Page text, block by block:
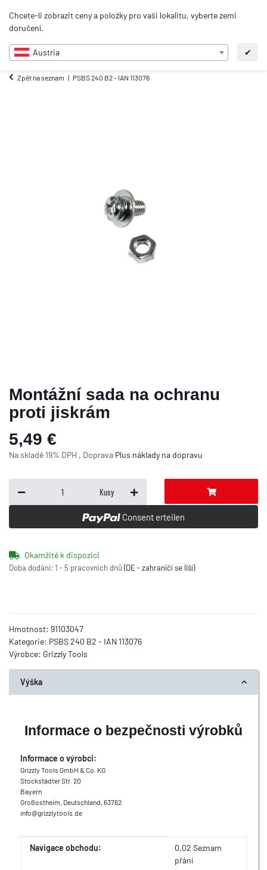
Chcete-li zobrazit ceny a položky pro vaši lokalitu, vyberte zemi
doručení.
Austria ✔
CS
Zpět na seznam PSBS 240 B2 - IAN 113076
Montážní sada na ochranu
proti jiskrám
5,49 €
Na skladě 19% DPH , Doprava Plus náklady na dopravu
Kusy
Consent erteilen
Okamžitě k dispozici
Doba dodání: 1 - 5 pracovních dnů (DE - zahraničí se liší)
Hmotnost: 91103047
Kategorie: PSBS 240 B2 - IAN 113076
Výrobce: Grizzly Tools
Výška
Informace o bezpečnosti výrobků
Informace o výrobci:
Grizzly Tools GmbH & Co. KG
Stockstädter Str. 20
Bayern
Großostheim, Deutschland, 63762
info@grizzlytools.de
Hodnota
Výrobce
Navigace obchodu:
0,02 Seznam
přání